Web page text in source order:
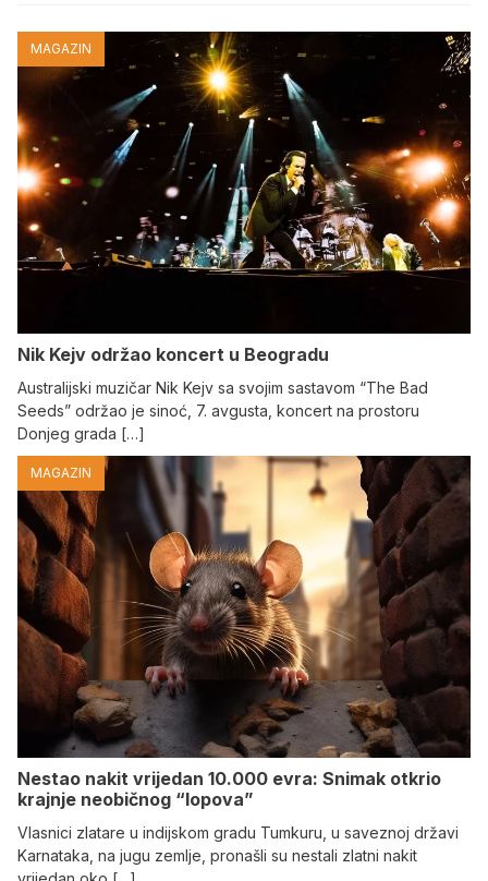
MAGAZIN
Nik Kejv održao koncert u Beogradu
Australijski muzičar Nik Kejv sa svojim sastavom “The Bad
Seeds” održao je sinoć, 7. avgusta, koncert na prostoru
Donjeg grada […]
MAGAZIN
Nestao nakit vrijedan 10.000 evra: Snimak otkrio
krajnje neobičnog “lopova”
Vlasnici zlatare u indijskom gradu Tumkuru, u saveznoj državi
Karnataka, na jugu zemlje, pronašli su nestali zlatni nakit